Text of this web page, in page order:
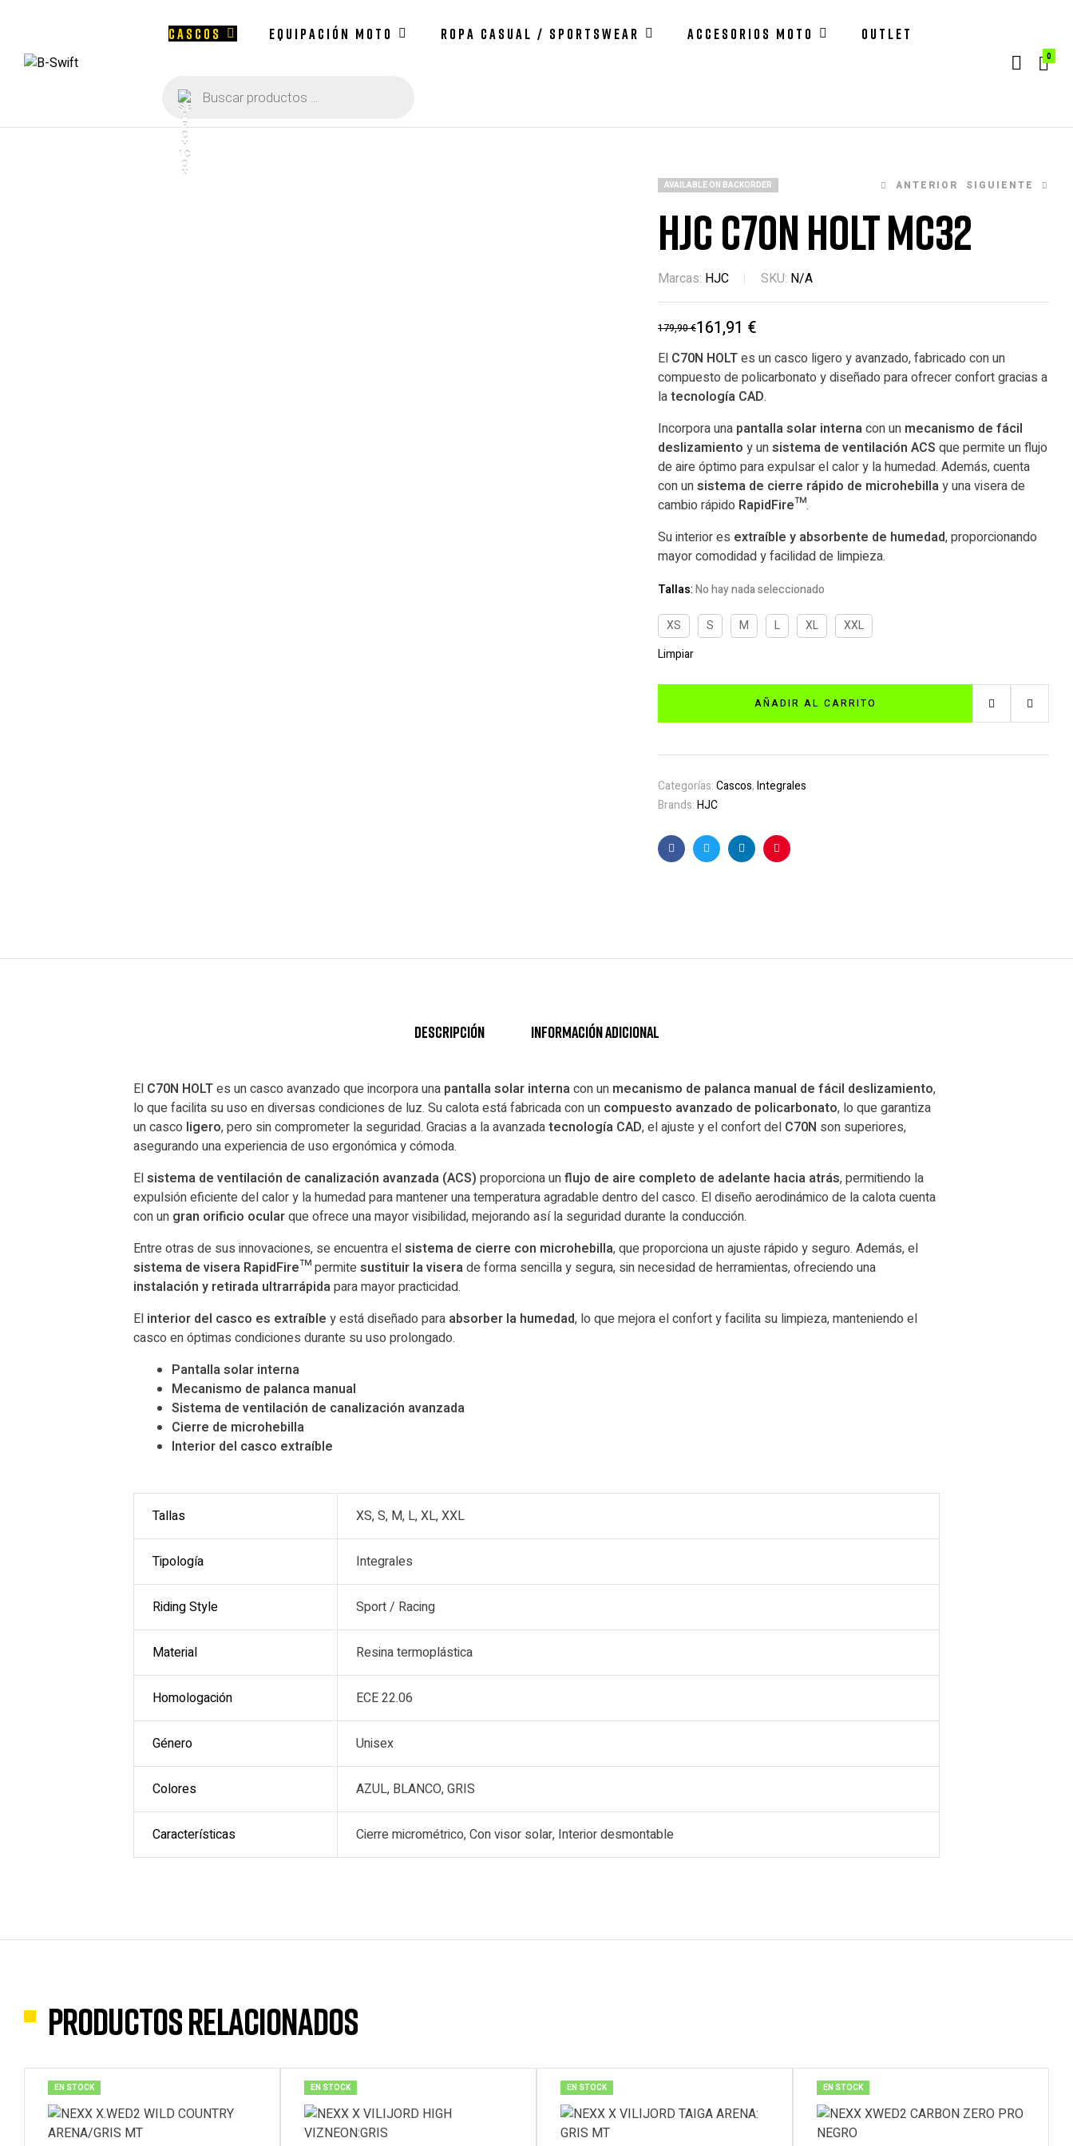
Swift
CASCOS EQUIPACIÓN MOTO ROPA CASUAL / SPORTSWEAR ACCESORIOS MOTO OUTLET
productos
0
AVAILABLE ON BACKORDER ANTERIOR SIGUIENTE
HJC C70N HOLT MC32
Marcas: HJC SKU: N/A
179,90€161,91 €
El C70N HOLTes un casco ligero y avanzado, fabricado con un
compuesto de policarbonato y diseñado para ofrecer confort gracias a
latecnología CAD.
Incorpora una pantalla solar internacon un mecanismo de fácil
deslizamiento y unsistema de ventilación ACS que permite un flujo
de aire óptimo para expulsar el calor y la humedad. Además, cuenta
con unsistema de cierre rápido de microhebillay una visera de
cambio rápido RapidFire™.
Su interior es extraíble y absorbente de humedad, proporcionando
mayor comodidad y facilidad de limpieza.
Tallas:No hay nada seleccionado
XS S M L XL
XXL
Limpiar
AÑADIR AL CARRITO
Categorías:Cascos,Integrales
Brands:HJC
FacebookTwitterLinkedinPinterest
Descripción Información adicional
El C70N HOLTes un casco avanzado que incorpora una pantalla solar internacon un mecanismo de palanca manual de fácil deslizamiento,
lo que facilita su uso en diversas condiciones de luz. Su calota está fabricada con un compuesto avanzado de policarbonato, lo que garantiza
un casco ligero, pero sin comprometer la seguridad. Gracias a la avanzadatecnología CAD, el ajuste y el confort del C70N son superiores,
asegurando una experiencia de uso ergonómica y cómoda.
Elsistema de ventilación de canalización avanzada (ACS) proporciona unflujo de aire completo de adelante hacia atrás, permitiendo la
expulsión eficiente del calor y la humedad para mantener una temperatura agradable dentro del casco. El diseño aerodinámico de la calota cuenta
con un gran orificio ocularque ofrece una mayor visibilidad, mejorando así la seguridad durante la conducción.
Entre otras de sus innovaciones, se encuentra elsistema de cierre con microhebilla, que proporciona un ajuste rápido y seguro. Además, el
sistema de visera RapidFire™permitesustituir la viserade forma sencilla y segura, sin necesidad de herramientas, ofreciendo una
instalación y retirada ultrarrápidapara mayor practicidad.
El interior del casco es extraíble y está diseñado para absorber la humedad, lo que mejora el confort y facilita su limpieza, manteniendo el
casco en óptimas condiciones durante su uso prolongado.
Pantalla solar interna
Mecanismo de palanca manual
Sistema de ventilación de canalización avanzada
Cierre de microhebilla
Interior del casco extraíble
Tallas XS, S, M, L, XL, XXL
Tipología Integrales
Riding Style Sport / Racing
Material Resina termoplástica
Homologación ECE 22.06
Género Unisex
Colores AZUL, BLANCO, GRIS
Características Cierre micrométrico, Con visor solar, Interior desmontable
Productos relacionados
EN STOCK EN STOCK EN STOCK EN STOCK